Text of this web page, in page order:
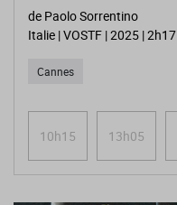
de Paolo Sorrentino
Italie | VOSTF | 2025 | 2h17
Cannes
10h15 13h05